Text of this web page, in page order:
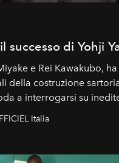
successo di Yohji
e Rei Kawakubo,
della costruzione
a interrogarsi su
il concetto stesso di
nella storia della
Italia